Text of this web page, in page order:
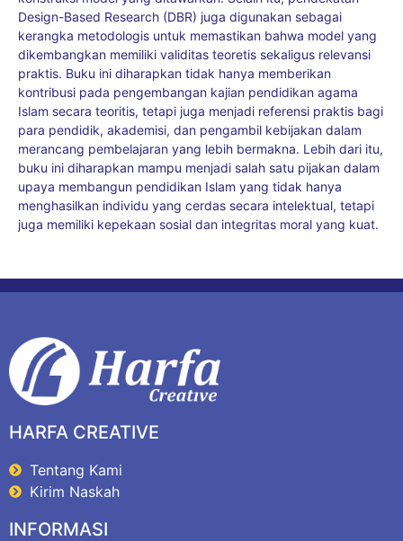
Design-Based Research (DBR) juga digunakan sebagai
kerangka metodologis untuk memastikan bahwa model yang
dikembangkan memiliki validitas teoretis sekaligus relevansi
praktis. Buku ini diharapkan tidak hanya memberikan
kontribusi pada pengembangan kajian pendidikan agama
Islam secara teoritis, tetapi juga menjadi referensi praktis bagi
para pendidik, akademisi, dan pengambil kebijakan dalam
merancang pembelajaran yang lebih bermakna. Lebih dari itu,
buku ini diharapkan mampu menjadi salah satu pijakan dalam
upaya membangun pendidikan Islam yang tidak hanya
menghasilkan individu yang cerdas secara intelektual, tetapi
juga memiliki kepekaan sosial dan integritas moral yang kuat.
HARFA CREATIVE
Tentang Kami
Kirim Naskah
INFORMASI